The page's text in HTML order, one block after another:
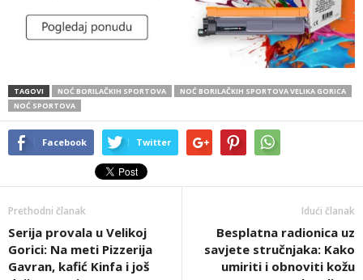
TAGOVI NOĆ BORILAČKIH SPORTOVA
NOĆ BORILAČKIH SPORTOVA VELIKA GORICA
NOĆ SPORTOVA
Facebook Twitter
Prethodni članak
Serija provala u Velikoj
Gorici: Na meti Pizzerija
Gavran, kafić Kinfa i još
Idući članak
Besplatna radionica uz
savjete stručnjaka: Kako
umiriti i obnoviti kožu